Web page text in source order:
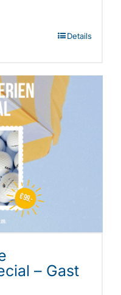
Details
– Gast